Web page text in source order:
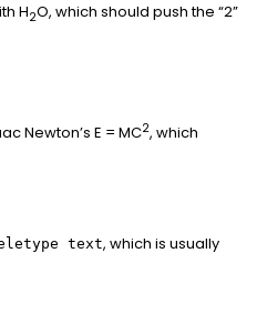
H2O, which should push the “2”
Newton’s E = MC2, which
text, which is usually